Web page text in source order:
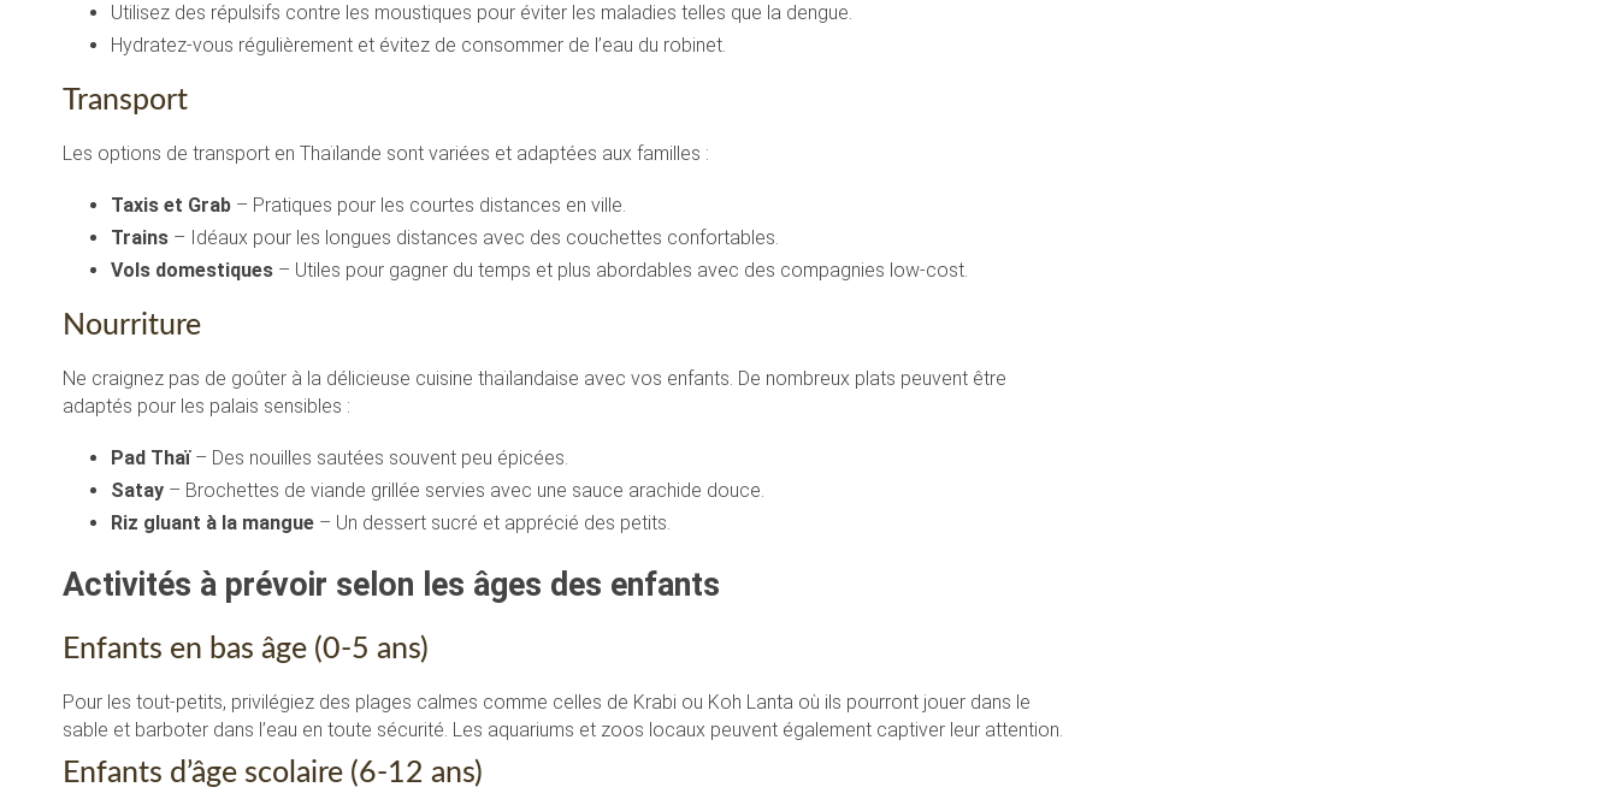
Utilisez des répulsifs contre les moustiques pour éviter les maladies telles que la dengue.
Hydratez-vous régulièrement et évitez de consommer de l’eau du robinet.
Transport
Les options de transport en Thaïlande sont variées et adaptées aux familles :
Taxis et Grab – Pratiques pour les courtes distances en ville.
Trains – Idéaux pour les longues distances avec des couchettes confortables.
Vols domestiques – Utiles pour gagner du temps et plus abordables avec des compagnies low-cost.
Nourriture
Ne craignez pas de goûter à la délicieuse cuisine thaïlandaise avec vos enfants. De nombreux plats peuvent être
adaptés pour les palais sensibles :
Pad Thaï– Des nouilles sautées souvent peu épicées.
Satay – Brochettes de viande grillée servies avec une sauce arachide douce.
Riz gluant à la mangue – Un dessert sucré et apprécié des petits.
Activités à prévoir selon les âges des enfants
Enfants en bas âge (0-5 ans)
Pour les tout-petits, privilégiez des plages calmes comme celles de Krabi ou Koh Lanta où ils pourront jouer dans le
sable et barboter dans l’eau en toute sécurité. Les aquariums et zoos locaux peuvent également captiver leur attention.
Enfants d’âge scolaire (6-12 ans)